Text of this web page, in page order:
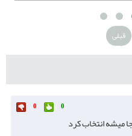
قبلی
0
0
میشه انتخاب کرد